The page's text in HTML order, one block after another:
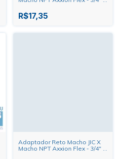
R$17,35
Adaptador Reto Macho JIC X
Macho NPT Axxion Flex - 3/4" X